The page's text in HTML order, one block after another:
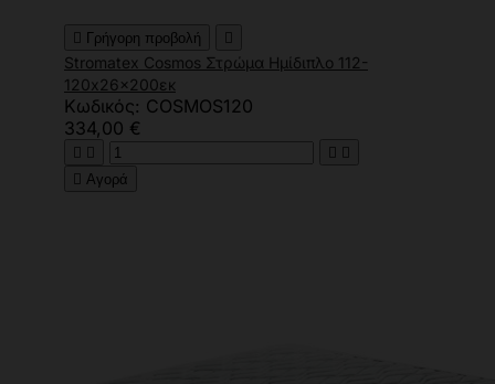
 Γρήγορη προβολή 
Stromatex Cosmos Στρώμα Ημίδιπλο 112-
120x26x200εκ
Κωδικός: COSMOS120
334,00 €
   
 Αγορά